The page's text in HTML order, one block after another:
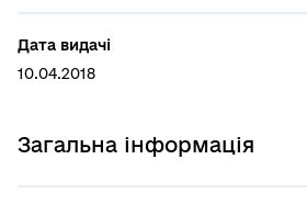
Дата видачі
10.04.2018
Загальна інформація